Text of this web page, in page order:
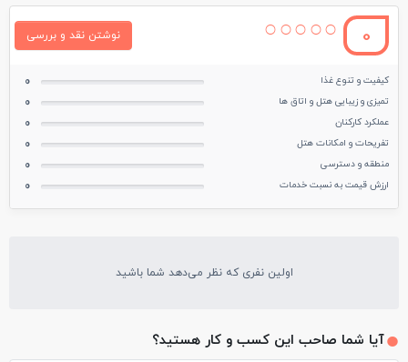
0 نوشتن نقد و بررسی
کیفیت و تنوع غذا 0
تمیزی و زیبایی هتل و اتاق ها 0
عملکرد کارکنان 0
تفریحات و امکانات هتل 0
منطقه و دسترسی 0
ارزش قیمت به نسبت خدمات 0
اولین نفری که نظر می‌دهد شما باشید
آیا شما صاحب این کسب و کار هستید؟